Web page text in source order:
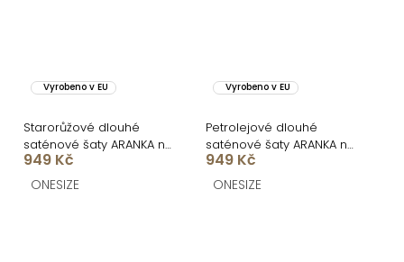
Vyrobeno v EU
Starorůžové dlouhé
saténové šaty ARANKA na
ramínka
949 Kč
ONESIZE
Vyrobeno v EU
Petrolejové dlouhé
saténové šaty ARANKA na
ramínka
949 Kč
ONESIZE